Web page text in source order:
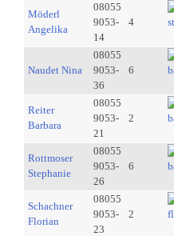
Möderl
Angelika
08055
9053-
14
4
Naudet Nina
08055
9053-
36
6
Reiter
Barbara
08055
9053-
21
2
Rottmoser
Stephanie
08055
9053-
26
6
Schachner
Florian
08055
9053-
23
2